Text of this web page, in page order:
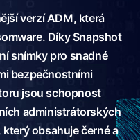
verzí ADM, která
Díky Snapshot
snímky pro snadné
bezpečnostními
jsou schopnost
administrátorských
obsahuje černé a